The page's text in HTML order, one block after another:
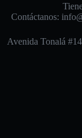
Contáctanos:
Avenida Tonalá